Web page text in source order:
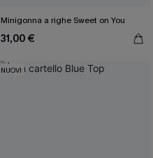
Minigonna a righe Sweet on You
31,00 €
NUOVI